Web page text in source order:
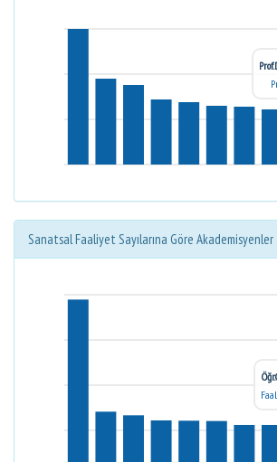
Sanatsal Faaliyet Sayılarına Göre Akademisyenler